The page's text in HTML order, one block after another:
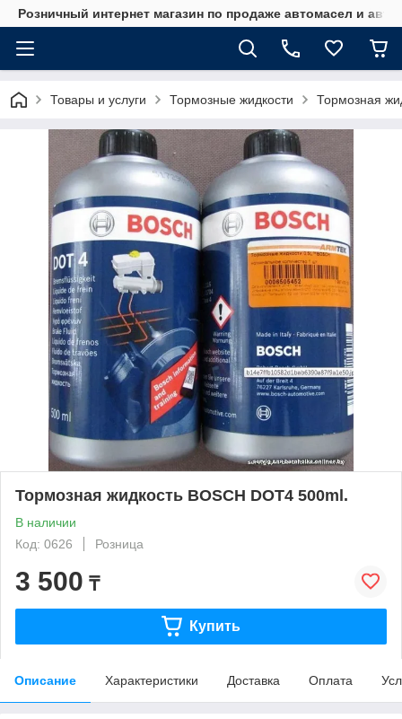
Розничный интернет магазин по продаже автомасел и
Товары и услуги Тормозные жидкости Тормозная
Тормозная жидкость BOSCH DOT4 500ml.
В наличии
Код: 0626
Розница
3 500 ₸
Купить
Описание Характеристики Доставка Оплата